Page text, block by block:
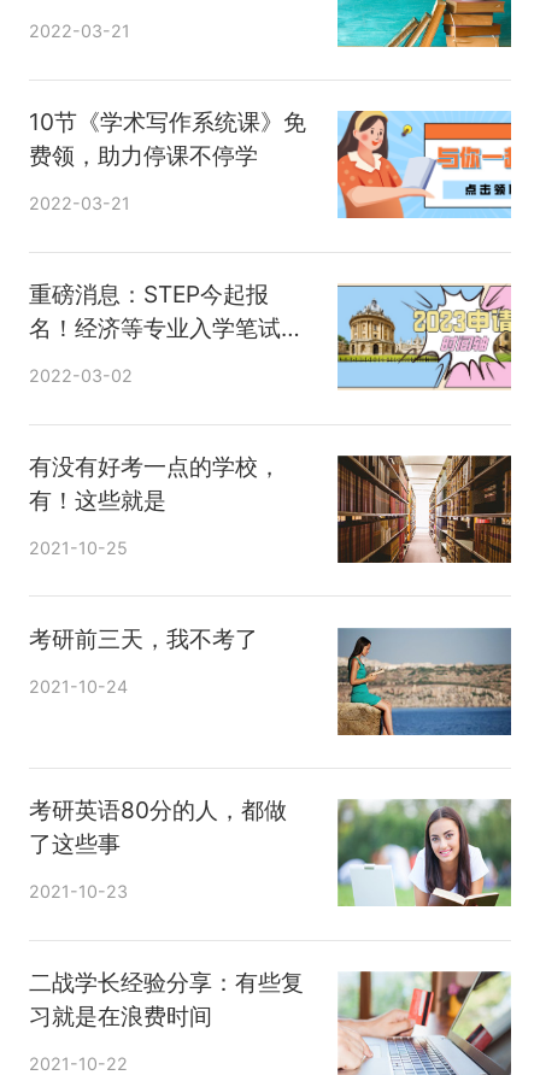
1、考研水旱区城市分布
极旱区——北京、浙江、四川
北京就不用多说了，阅卷极其严格，每年都有
浙江和四川每年的报名人数在全国也是排名前
列，毕竟川渝大地撑起西南地区经济命脉，而
大旱区——天津、福建、江苏
以南开大学为例，报名人数每年都在增加，阅
上海有不少知名院校，属于公认的火热城市，
2022-03-21
10节《学术写作系统课》免
费领，助力停课不停学
2022-03-21
重磅消息：STEP今起报
名！经济等专业入学笔试也
变了！
2022-03-02
有没有好考一点的学校，
有！这些就是
2021-10-25
考研前三天，我不考了
2021-10-24
考研英语80分的人，都做
了这些事
2021-10-23
二战学长经验分享：有些复
习就是在浪费时间
2021-10-22